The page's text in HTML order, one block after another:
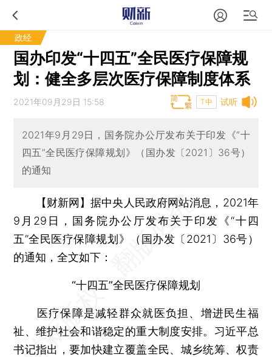
政经
国办印发“十四五”全民医疗保障规
划：健全多层次医疗保障制度体系
试听
2021年09月29日 15:58 T中
2021年9月29日，国务院办公厅发布关于印发《“十
四五”全民医疗保障规划》（国办发〔2021〕36号）
的通知
【财新网】据中央人民政府网站消息，2021年
9月29日，国务院办公厅发布关于印发《“十四
五”全民医疗保障规划》（国办发〔2021〕36号）
的通知，全文如下：
“十四五”全民医疗保障规划
医疗保障是减轻群众就医负担、增进民生福
祉、维护社会和谐稳定的重大制度安排。习近平总
书记指出，要加快建立覆盖全民、城乡统筹、权责